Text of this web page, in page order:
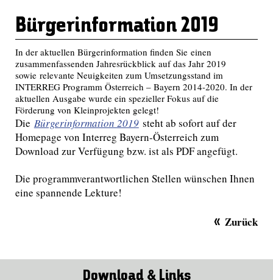
Bürgerinformation 2019
In der aktuellen Bürgerinformation finden Sie einen
zusammenfassenden Jahresrückblick auf das Jahr 2019
sowie relevante Neuigkeiten zum Umsetzungsstand im
INTERREG Programm Österreich – Bayern 2014-2020. In der
aktuellen Ausgabe wurde ein spezieller Fokus auf die
Förderung von Kleinprojekten gelegt!
Die Bürgerinformation 2019steht ab sofort auf der
Homepage von Interreg Bayern-Österreich zum
Download zur Verfügung bzw. ist als PDF angefügt.
Die programmverantwortlichen Stellen wünschen Ihnen
eine spannende Lekture!
Zurück
Download & Links